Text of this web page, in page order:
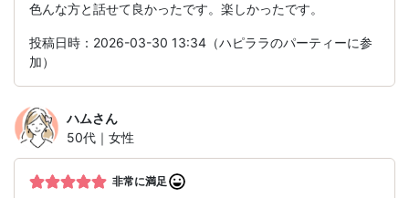
色んな方と話せて良かったです。楽しかったです。
投稿日時：2026-03-30 13:34（ハピララのパーティーに参
加）
ハムさん
50代｜女性
非常に満足